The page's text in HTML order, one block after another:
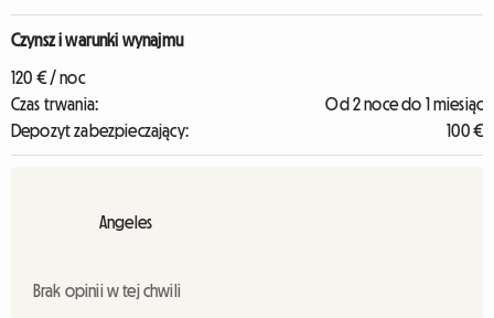
Czynsz i warunki wynajmu
120 € / noc
Czas trwania:
Od 2 noce do 1 miesiąc
Depozyt zabezpieczający:
100 €
Angeles
Brak opinii w tej chwili